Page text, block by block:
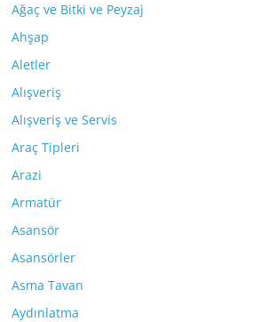
Ağaç ve Bitki ve Peyzaj
Ahşap
Aletler
Alışveriş
Alışveriş ve Servis
Araç Tipleri
Arazi
Armatür
Asansör
Asansörler
Asma Tavan
Aydınlatma